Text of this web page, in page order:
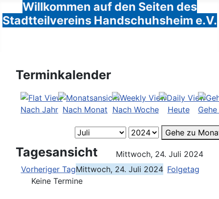
Willkommen auf den Seiten des
Stadtteilvereins Handschuhsheim e.V.
Terminkalender
Nach Jahr Nach Monat Nach Woche Heute
Gehe zu
Tagesansicht
Mittwoch, 24. Juli 2024
Vorheriger TagMittwoch, 24. Juli 2024 Folgetag
Keine Termine